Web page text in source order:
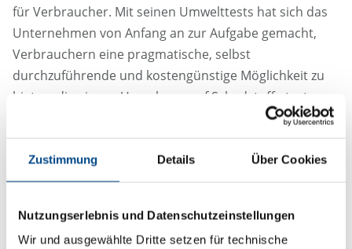
Zustimmung Details Über Cookies
Nutzungserlebnis und Datenschutzeinstellungen
Wir und ausgewählte Dritte setzen für technische
für Verbraucher. Mit seinen Umwelttests hat sich das
Unternehmen von Anfang an zur Aufgabe gemacht,
Verbrauchern eine pragmatische, selbst
durchzuführende und kostengünstige Möglichkeit zu
bieten, die eigene Umgebung auf Schadstoffe testen zu
lassen. Nach dem Start mit einer Auswahl an
Sortiment. Neben klassischen Trinkwassertests zählen
heute auch verschiedenste Bakterien- und andere
Angebot. In Zukunft soll das Sortiment weiter
ausgebaut werden und dabei auch weitere Felder des